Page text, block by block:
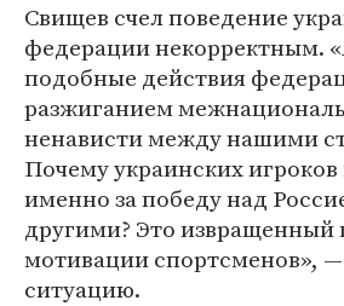
Свищев счел поведение
федерации некорректным.
подобные действия
разжиганием
ненависти между нашими
Почему украинских
именно за победу над
другими? Это извращенный
мотивации спортсменов»,
ситуацию.